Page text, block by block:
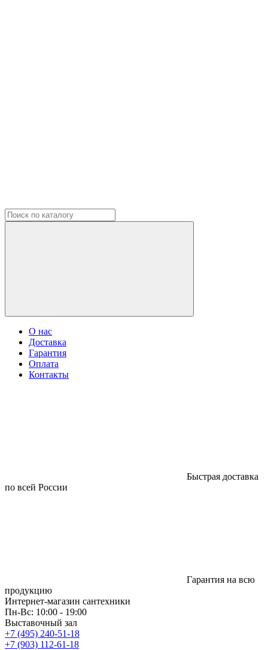
О нас
Доставка
Гарантия
Оплата
Контакты
Быстрая доставка
по всей России
Гарантия на всю
продукцию
Интернет-магазин сантехники
Пн-Вс: 10:00 - 19:00
Выставочный зал
+7 (495) 240-51-18
+7 (903) 112-61-18